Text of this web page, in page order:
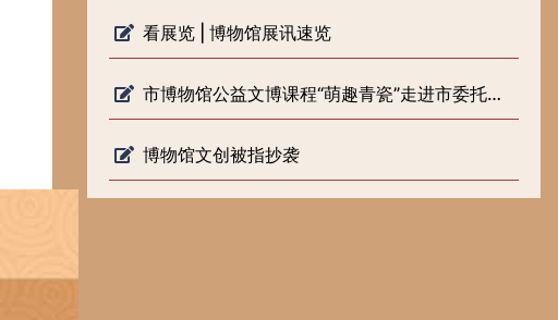
看展览 | 博物馆展讯速览
市博物馆公益文博课程“萌趣青瓷”走进市委托管课堂
博物馆文创被指抄袭